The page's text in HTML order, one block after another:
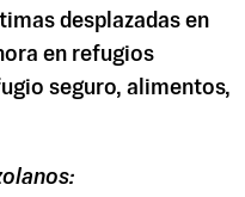
desplazadas en
en refugios
seguro, alimentos,